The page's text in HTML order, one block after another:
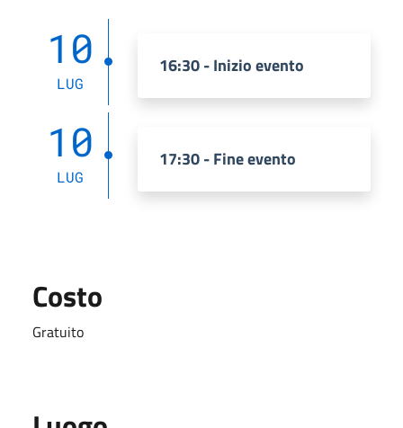
10
LUG
16:30 - Inizio evento
10
LUG
17:30 - Fine evento
Costo
Gratuito